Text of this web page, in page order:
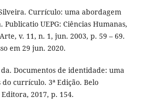
Currículo: uma abordagem
UEPG: Ciências Humanas,
v. 11, n. 1, jun. 2003, p. 59 – 69.
em 29 jun. 2020.
Documentos de identidade: uma
currículo. 3ª Edição. Belo
2017, p. 154.